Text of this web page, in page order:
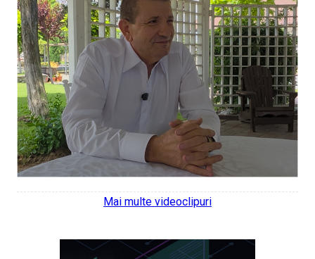
Mai multe videoclipuri